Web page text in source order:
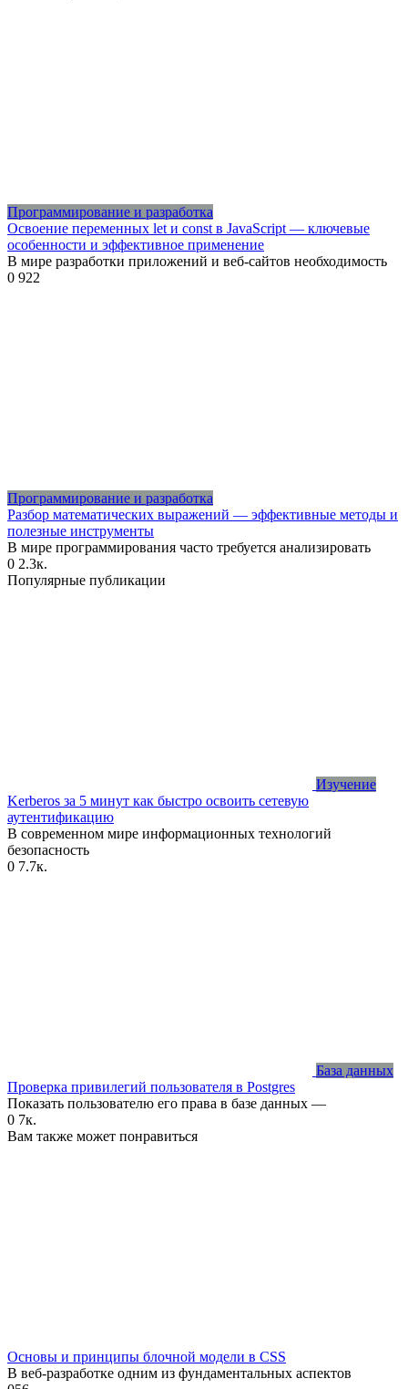
Программирование и разработка
Освоение переменных let и const в JavaScript — ключевые
особенности и эффективное применение
В мире разработки приложений и веб-сайтов необходимость
0 922
Программирование и разработка
Разбор математических выражений — эффективные методы и
полезные инструменты
В мире программирования часто требуется анализировать
0 2.3к.
Популярные публикации
Изучение
Kerberos за 5 минут как быстро освоить сетевую
аутентификацию
В современном мире информационных технологий
безопасность
0 7.7к.
База данных
Проверка привилегий пользователя в Postgres
Показать пользователю его права в базе данных —
0 7к.
Вам также может понравиться
Основы и принципы блочной модели в CSS
В веб-разработке одним из фундаментальных аспектов